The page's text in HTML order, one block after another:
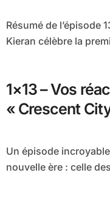
Résumé de l’épisode 13 saison 1 : Crescent City Le père
Kieran célèbre la
1×13 – Vos
« Crescent
Un épisode incroyable qui marque le début d’une
nouvelle ère : celle